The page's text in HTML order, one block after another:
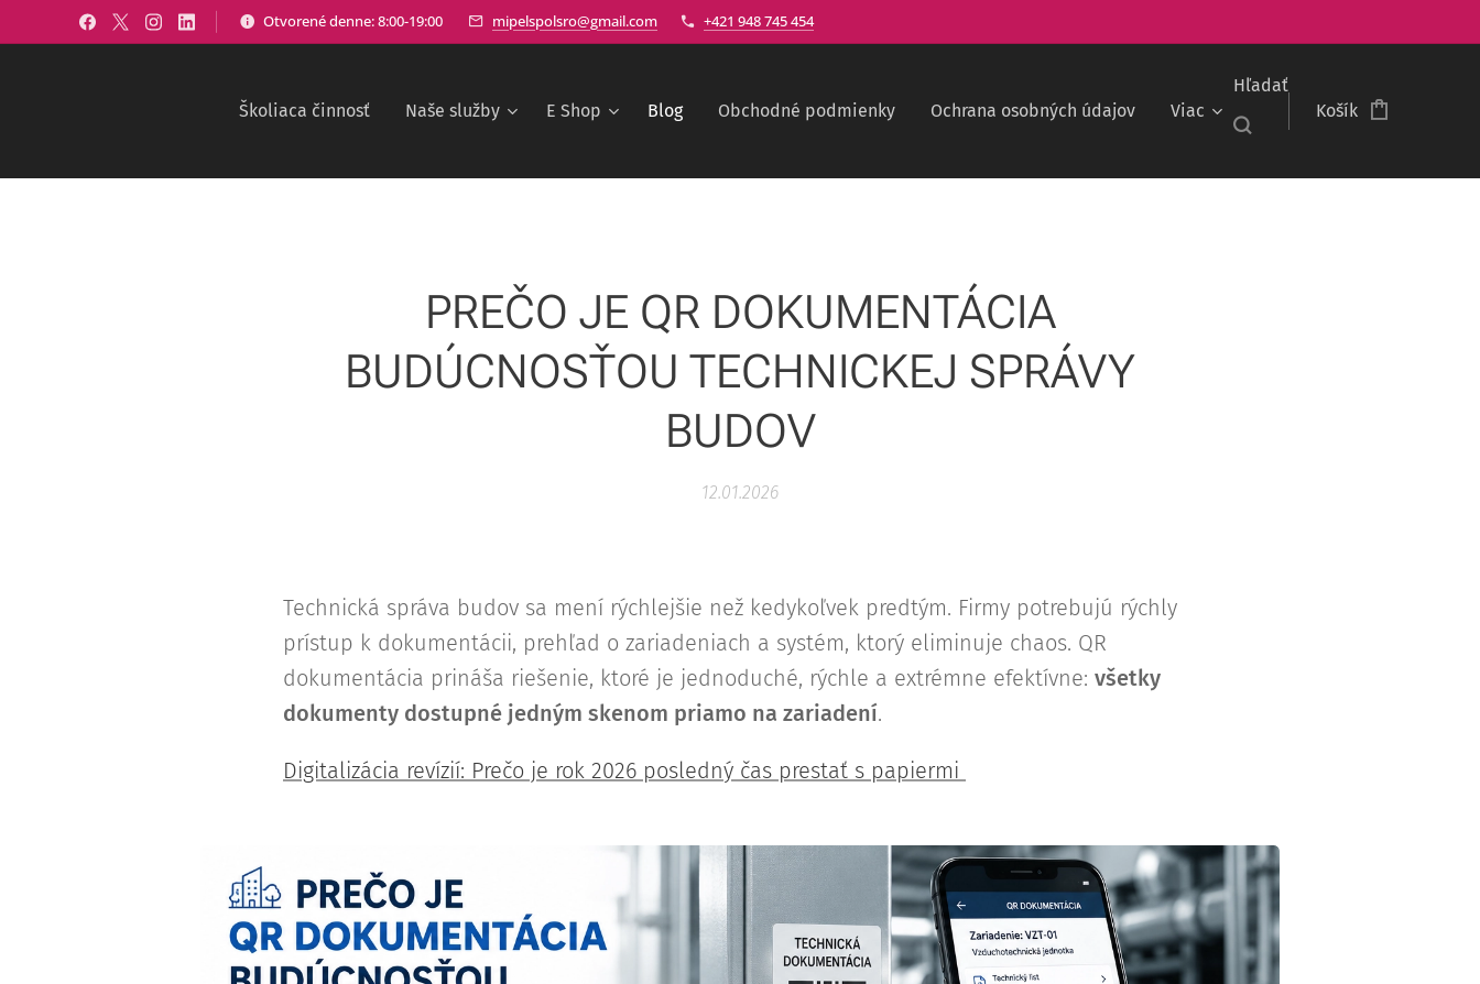
Otvorené denne: 8:00-19:00 mipelspolsro@gmail.com +421 948 745 454
Školiaca činnosť Naše služby E Shop Blog Obchodné podmienky Ochrana osobných údajov Viac
Hľadať
Košík
PREČO JE QR DOKUMENTÁCIA
BUDÚCNOSŤOU TECHNICKEJ SPRÁVY
BUDOV
12.01.2026
Technická správa budov sa mení rýchlejšie než kedykoľvek predtým. Firmy potrebujú rýchly
prístup k dokumentácii, prehľad o zariadeniach a systém, ktorý eliminuje chaos. QR
dokumentácia prináša riešenie, ktoré je jednoduché, rýchle a extrémne efektívne: všetky
dokumenty dostupné jedným skenom priamo na zariadení.
Digitalizácia revízií: Prečo je rok 2026 posledný čas prestať s papiermi